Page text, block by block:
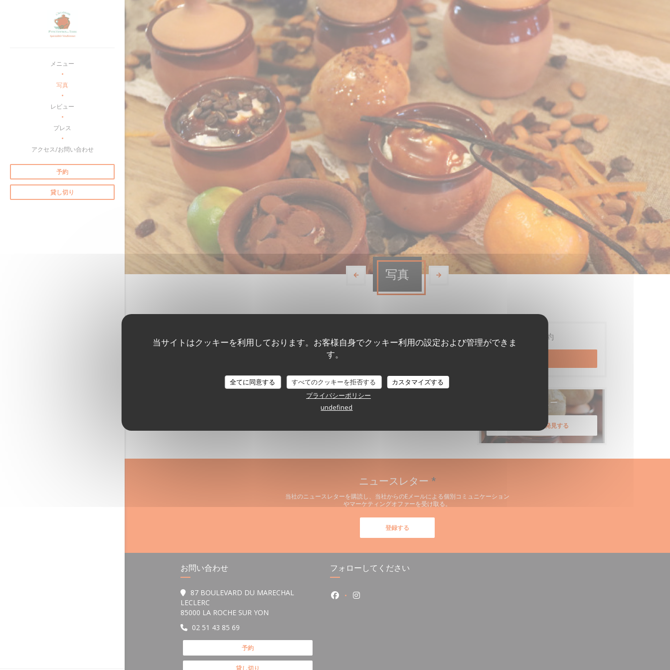
当サイトはクッキーを利用しております。お客様自身でクッキー利用の設定および管理ができま
す。
全てに同意する すべてのクッキーを拒否する
カスタマイズする
プライバシーポリシー
undefined
メニュー
写真
レビュー
プレス
アクセス/お問い合わせ
予約
貸し切り
写真
ご予約
メニュー
メニューを発見する
ニュースレター *
当社のニュースレターを購読し、当社からのEメールによる個別コミュニケーション
やマーケティングオファーを受け取る。
登録する
お問い合わせ
87 BOULEVARD DU MARECHAL
LECLERC
85000 LA ROCHE SUR YON
02 51 43 85 69
予約
フォローしてください
Facebook ((新しいウィンドウで開きます))
Instagram ((新しいウィンドウで開きます))